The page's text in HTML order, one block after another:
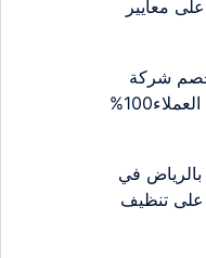
معايير
بعفيف بـ18%خصم شركة
تنظيف ملتزمة بالجودة ورضا العملاء100%
في
على تنظيف